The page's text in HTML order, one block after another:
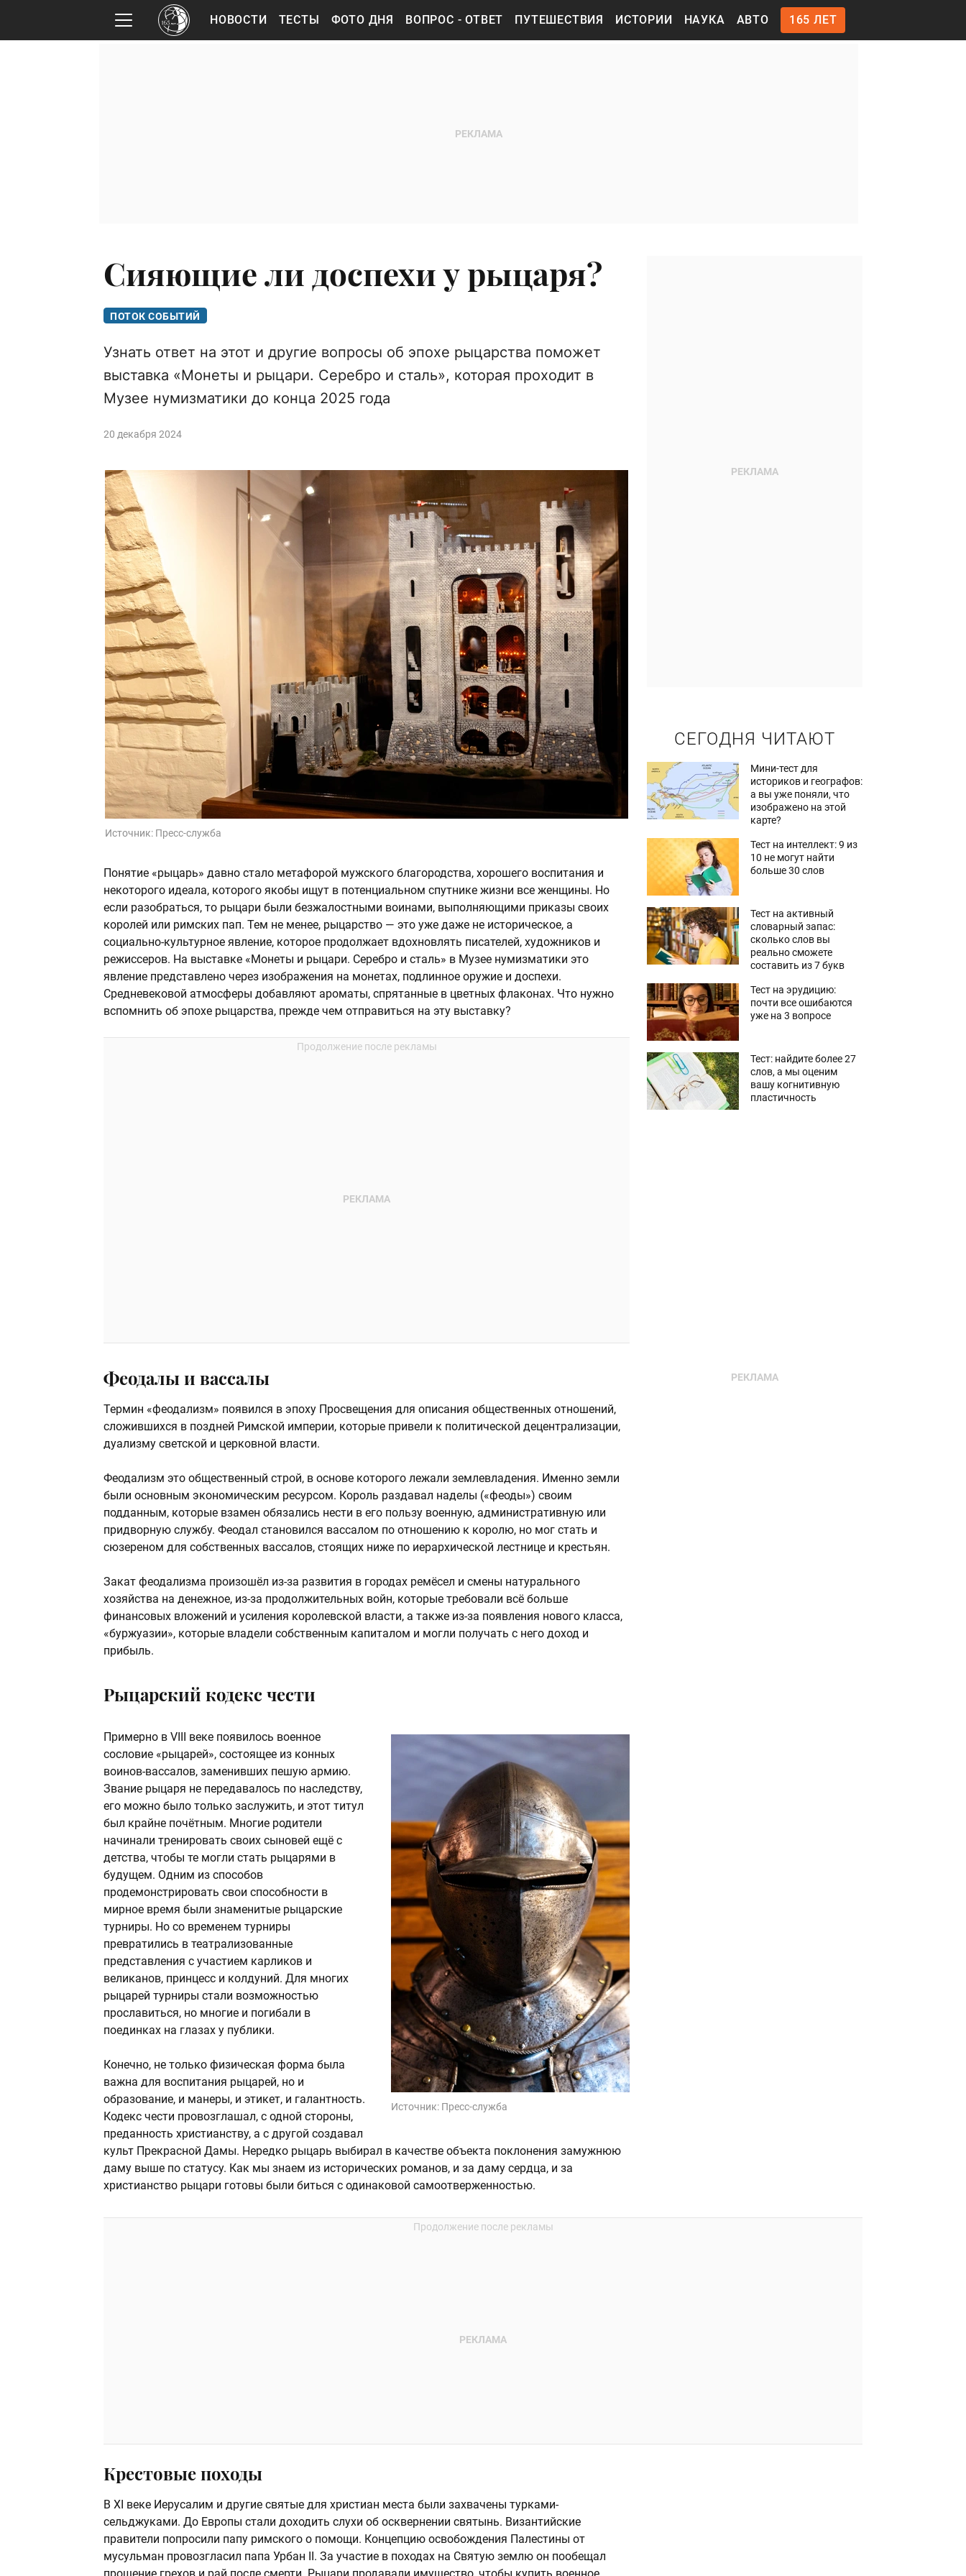
НОВОСТИ ТЕСТЫ ФОТО ДНЯ ВОПРОС - ОТВЕТ ПУТЕШЕСТВИЯ ИСТОРИИ НАУКА АВТО 165 ЛЕТ
Сияющие ли доспехи у рыцаря?
ПОТОК СОБЫТИЙ
Узнать ответ на этот и другие вопросы об эпохе рыцарства поможет
выставка «Монеты и рыцари. Серебро и сталь», которая проходит в
Музее нумизматики до конца 2025 года
20 декабря 2024
Источник: Пресс-служба
Понятие «рыцарь» давно стало метафорой мужского благородства, хорошего воспитания и
некоторого идеала, которого якобы ищут в потенциальном спутнике жизни все женщины. Но
если разобраться, то рыцари были безжалостными воинами, выполняющими приказы своих
королей или римских пап. Тем не менее, рыцарство — это уже даже не историческое, а
социально-культурное явление, которое продолжает вдохновлять писателей, художников и
режиссеров. На выставке «Монеты и рыцари. Серебро и сталь» в Музее нумизматики это
явление представлено через изображения на монетах, подлинное оружие и доспехи.
Средневековой атмосферы добавляют ароматы, спрятанные в цветных флаконах. Что нужно
вспомнить об эпохе рыцарства, прежде чем отправиться на эту выставку?
Феодалы и вассалы
Термин «феодализм» появился в эпоху Просвещения для описания общественных отношений,
сложившихся в поздней Римской империи, которые привели к политической децентрализации,
дуализму светской и церковной власти.
Феодализм это общественный строй, в основе которого лежали землевладения. Именно земли
были основным экономическим ресурсом. Король раздавал наделы («феоды») своим
подданным, которые взамен обязались нести в его пользу военную, административную или
придворную службу. Феодал становился вассалом по отношению к королю, но мог стать и
сюзереном для собственных вассалов, стоящих ниже по иерархической лестнице и крестьян.
Закат феодализма произошёл из-за развития в городах ремёсел и смены натурального
хозяйства на денежное, из-за продолжительных войн, которые требовали всё больше
финансовых вложений и усиления королевской власти, а также из-за появления нового класса,
«буржуазии», которые владели собственным капиталом и могли получать с него доход и
прибыль.
Рыцарский кодекс чести
Источник: Пресс-служба
Примерно в VIII веке появилось военное
сословие «рыцарей», состоящее из конных
воинов-вассалов, заменивших пешую армию.
Звание рыцаря не передавалось по наследству,
его можно было только заслужить, и этот титул
был крайне почётным. Многие родители
начинали тренировать своих сыновей ещё с
детства, чтобы те могли стать рыцарями в
будущем. Одним из способов
продемонстрировать свои способности в
мирное время были знаменитые рыцарские
турниры. Но со временем турниры
превратились в театрализованные
представления с участием карликов и
великанов, принцесс и колдуний. Для многих
рыцарей турниры стали возможностью
прославиться, но многие и погибали в
поединках на глазах у публики.
Конечно, не только физическая форма была
важна для воспитания рыцарей, но и
образование, и манеры, и этикет, и галантность.
Кодекс чести провозглашал, с одной стороны,
преданность христианству, а с другой создавал
культ Прекрасной Дамы. Нередко рыцарь выбирал в качестве объекта поклонения замужнюю
даму выше по статусу. Как мы знаем из исторических романов, и за даму сердца, и за
христианство рыцари готовы были биться с одинаковой самоотверженностью.
Крестовые походы
В XI веке Иерусалим и другие святые для христиан места были захвачены турками-
сельджуками. До Европы стали доходить слухи об осквернении святынь. Византийские
правители попросили папу римского о помощи. Концепцию освобождения Палестины от
мусульман провозгласил папа Урбан II. За участие в походах на Святую землю он пообещал
СЕГОДНЯ ЧИТАЮТ
Мини-тест для
историков и географов:
а вы уже поняли, что
изображено на этой
карте?
Тест на интеллект: 9 из
10 не могут найти
больше 30 слов
Тест на активный
словарный запас:
сколько слов вы
реально сможете
составить из 7 букв
Тест на эрудицию:
почти все ошибаются
уже на 3 вопросе
Тест: найдите более 27
слов, а мы оценим
вашу когнитивную
пластичность